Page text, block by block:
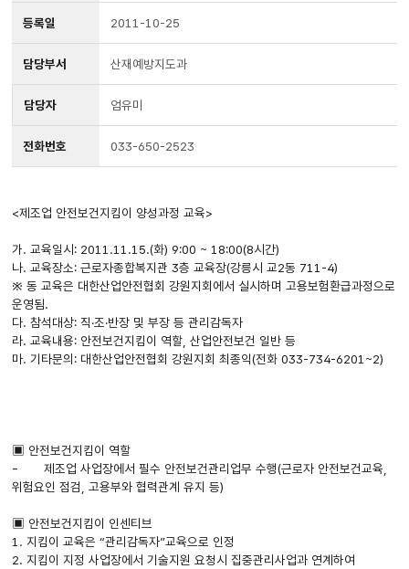
등록일 2011-10-25
담당부서 산재예방지도과
담당자 엄유미
전화번호 033-650-2523
<제조업 안전보건지킴이 양성과정 교육>
가. 교육일시: 2011.11.15.(화) 9:00 ~ 18:00(8시간)
나. 교육장소: 근로자종합복지관 3층 교육장(강릉시 교2동 711-4)
※ 동 교육은 대한산업안전협회 강원지회에서 실시하며 고용보험환급과정으로
운영됨.
다. 참석대상: 직·조·반장 및 부장 등 관리감독자
라. 교육내용: 안전보건지킴이 역할, 산업안전보건 일반 등
마. 기타문의: 대한산업안전협회 강원지회 최종익(전화 033-734-6201~2)
▣ 안전보건지킴이 역할
- 제조업 사업장에서 필수 안전보건관리업무 수행(근로자 안전보건교육,
위험요인 점검, 고용부와 협력관계 유지 등)
▣ 안전보건지킴이 인센티브
1. 지킴이 교육은 “관리감독자”교육으로 인정
2. 지킴이 지정 사업장에서 기술지원 요청시 집중관리사업과 연계하여